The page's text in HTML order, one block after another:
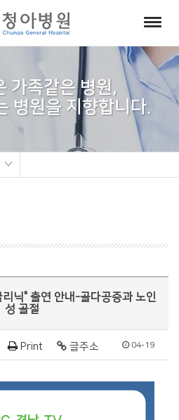
가족같은 병원,
닉" 출연 안내-골다공증과 노인
성 골절
Print 글주소 04-19